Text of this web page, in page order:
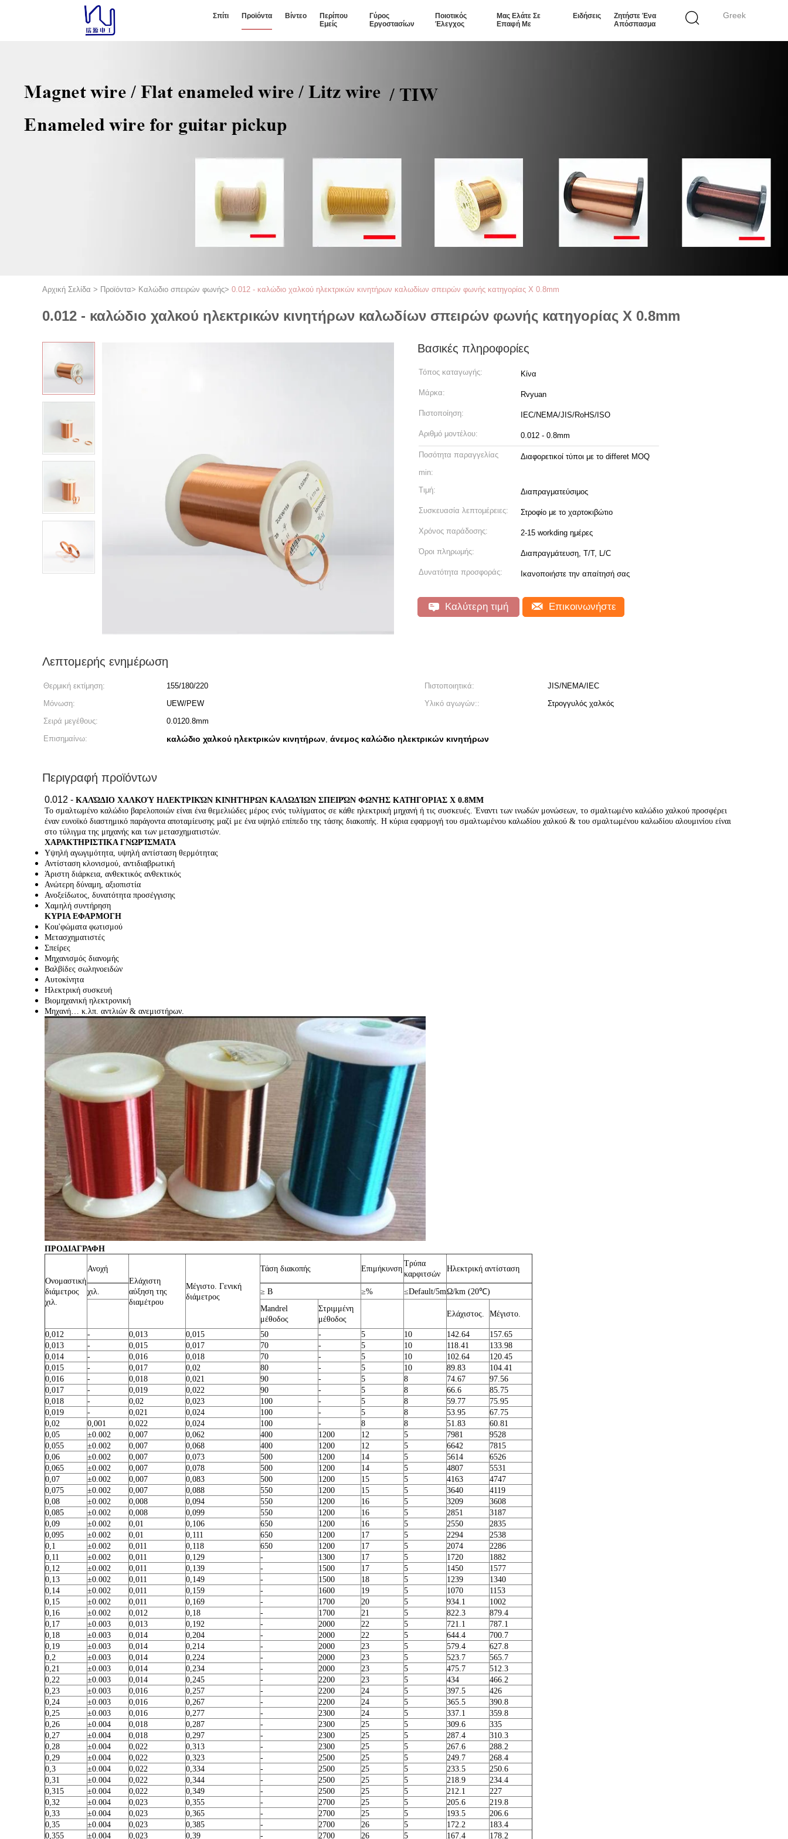
Greek
Σπίτι Προϊόντα Βίντεο
Περίπου
Εμείς
Γύρος
Εργοστασίων
Ποιοτικός
Έλεγχος
Μας Ελάτε Σε
Επαφή Με
Ειδήσεις
Ζητήστε Ένα
Απόσπασμα
Αρχική Σελίδα > Προϊόντα> Καλώδιο σπειρών φωνής> 0.012 - καλώδιο χαλκού ηλεκτρικών κινητήρων καλωδίων σπειρών φωνής κατηγορίας Χ 0.8mm
0.012 - καλώδιο χαλκού ηλεκτρικών κινητήρων καλωδίων σπειρών φωνής κατηγορίας Χ 0.8mm
Βασικές πληροφορίες
Τόπος καταγωγής: Κίνα
Μάρκα: Rvyuan
Πιστοποίηση: IEC/NEMA/JIS/RoHS/ISO
Αριθμό μοντέλου: 0.012 - 0.8mm
Ποσότητα παραγγελίας
min:
Διαφορετικοί τύποι με το differet MOQ
Τιμή: Διαπραγματεύσιμος
Συσκευασία λεπτομέρειες: Στροφίο με το χαρτοκιβώτιο
Χρόνος παράδοσης: 2-15 workding ημέρες
Όροι πληρωμής: Διαπραγμάτευση, T/T, L/C
Δυνατότητα προσφοράς: Ικανοποιήστε την απαίτησή σας
Καλύτερη τιμή Επικοινωνήστε
Λεπτομερής ενημέρωση
Θερμική εκτίμηση: 155/180/220 Πιστοποιητικά:
JIS/NEMA/IEC
Μόνωση:
UEW/PEW Υλικό αγωγών::
Στρογγυλός χαλκός
Σειρά μεγέθους:
0.0120.8mm
Επισημαίνω:
καλώδιο χαλκού ηλεκτρικών κινητήρων, άνεμος καλώδιο ηλεκτρικών κινητήρων
Περιγραφή προϊόντων
0.012 - ΚΑΛΏΔΙΟ ΧΑΛΚΟΎ ΗΛΕΚΤΡΙΚΏΝ ΚΙΝΗΤΉΡΩΝ ΚΑΛΩΔΊΩΝ ΣΠΕΙΡΏΝ ΦΩΝΉΣ ΚΑΤΗΓΟΡΙΑΣ Χ 0.8MM
Το σμαλτωμένο καλώδιο βαρελοποιών είναι ένα θεμελιώδες μέρος ενός τυλίγματος σε κάθε ηλεκτρική μηχανή ή τις συσκευές. Έναντι των ινωδών μονώσεων, το σμαλτωμένο καλώδιο χαλκού προσφέρει
έναν ευνοϊκό διαστημικό παράγοντα αποταμίευσης μαζί με ένα υψηλό επίπεδο της τάσης διακοπής. Η κύρια εφαρμογή του σμαλτωμένου καλωδίου χαλκού & του σμαλτωμένου καλωδίου αλουμινίου είναι
στο τύλιγμα της μηχανής και των μετασχηματιστών.
ΧΑΡΑΚΤΗΡΙΣΤΙΚΑ ΓΝΩΡΊΣΜΑΤΑ
Υψηλή αγωγιμότητα, υψηλή αντίσταση θερμότητας
Αντίσταση κλονισμού, αντιδιαβρωτική
Άριστη διάρκεια, ανθεκτικός ανθεκτικός
Ανώτερη δύναμη, αξιοπιστία
Ανοξείδωτος, δυνατότητα προσέγγισης
Χαμηλή συντήρηση
ΚΥΡΙΑ ΕΦΑΡΜΟΓΗ
Κοu'φώματα φωτισμού
Μετασχηματιστές
Σπείρες
Μηχανισμός διανομής
Βαλβίδες σωληνοειδών
Αυτοκίνητα
Ηλεκτρική συσκευή
Βιομηχανική ηλεκτρονική
Μηχανή… κ.λπ. αντλιών & ανεμιστήρων.
ΠΡΟΔΙΑΓΡΑΦΗ
Ονομαστική
διάμετρος
χιλ.
Ανοχή
Ελάχιστη
αύξηση της
διαμέτρου
Μέγιστο. Γενική
διάμετρος
Τάση διακοπής Επιμήκυνση
Τρύπα
καρφιτσών
Ηλεκτρική αντίσταση
χιλ. ≥ Β ≥% ≤Default/5mΩ/km (20℃)
Mandrel
μέθοδος
Στριμμένη
μέθοδος
Ελάχιστος. Μέγιστο.
0,012 - 0,013 0,015 50 - 5 10 142.64
157.65
0,013
- 0,015 0,017 70 - 5 10 118.41
133.98
0,014
- 0,016 0,018 70 - 5 10 102.64
120.45
0,015
- 0,017 0,02 80 - 5 10 89.83
104.41
0,016
- 0,018 0,021 90 - 5 8 74.67
97.56
0,017
- 0,019 0,022 90 - 5 8 66.6
85.75
0,018
- 0,02 0,023 100 - 5 8 59.77
75.95
0,019
- 0,021 0,024 100 - 5 8 53.95
67.75
0,02
0,001 0,022 0,024 100 - 8 8 51.83
60.81
0,05
±0.002 0,007 0,062 400 1200 12 5 7981
9528
0,055
±0.002 0,007 0,068 400 1200 12 5 6642
7815
0,06
±0.002 0,007 0,073 500 1200 14 5 5614
6526
0,065
±0.002 0,007 0,078 500 1200 14 5 4807
5531
0,07
±0.002 0,007 0,083 500 1200 15 5 4163
4747
0,075
±0.002 0,007 0,088 550 1200 15 5 3640
4119
0,08
±0.002 0,008 0,094 550 1200 16 5 3209
3608
0,085
±0.002 0,008 0,099 550 1200 16 5 2851
3187
0,09
±0.002 0,01 0,106 650 1200 16 5 2550
2835
0,095
±0.002 0,01 0,111 650 1200 17 5 2294
2538
0,1
±0.002 0,011 0,118 650 1200 17 5 2074
2286
0,11
±0.002 0,011 0,129 - 1300 17 5 1720
1882
0,12
±0.002 0,011 0,139 - 1500 17 5 1450
1577
0,13
±0.002 0,011 0,149 - 1500 18 5 1239
1340
0,14
±0.002 0,011 0,159 - 1600 19 5 1070
1153
0,15
±0.002 0,011 0,169 - 1700 20 5 934.1
1002
0,16
±0.002 0,012 0,18 - 1700 21 5 822.3
879.4
0,17
±0.003 0,013 0,192 - 2000 22 5 721.1
787.1
0,18
±0.003 0,014 0,204 - 2000 22 5 644.4
700.7
0,19
±0.003 0,014 0,214 - 2000 23 5 579.4
627.8
0,2
±0.003 0,014 0,224 - 2000 23 5 523.7
565.7
0,21
±0.003 0,014 0,234 - 2000 23 5 475.7
512.3
0,22
±0.003 0,014 0,245 - 2200 23 5 434
466.2
0,23
±0.003 0,016 0,257 - 2200 24 5 397.5
426
0,24
±0.003 0,016 0,267 - 2200 24 5 365.5
390.8
0,25
±0.003 0,016 0,277 - 2300 24 5 337.1
359.8
0,26
±0.004 0,018 0,287 - 2300 25 5 309.6
335
0,27
±0.004 0,018 0,297 - 2300 25 5 287.4
310.3
0,28
±0.004 0,022 0,313 - 2300 25 5 267.6
288.2
0,29
±0.004 0,022 0,323 - 2500 25 5 249.7
268.4
0,3
±0.004 0,022 0,334 - 2500 25 5 233.5
250.6
0,31
±0.004 0,022 0,344 - 2500 25 5 218.9
234.4
0,315
±0.004 0,022 0,349 - 2500 25 5 212.1
227
0,32
±0.004 0,023 0,355 - 2700 25 5 205.6
219.8
0,33
±0.004 0,023 0,365 - 2700 25 5 193.5
206.6
0,35
±0.004 0,023 0,385 - 2700 26 5 172.2
183.4
0,355
±0.004 0,023 0,39 - 2700 26 5 167.4 178.2